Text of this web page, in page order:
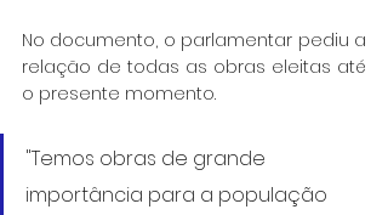
No documento, o parlamentar pediu a
relação de todas as obras eleitas até
o presente momento.
"Temos obras de grande
importância para a população